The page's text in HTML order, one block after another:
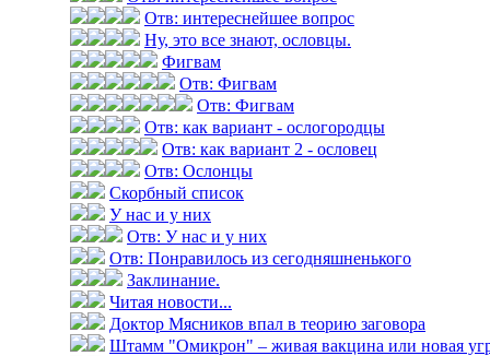
Отв: интереснейшее вопрос
Ну, это все знают, ословцы.
Фигвам
Отв: Фигвам
Отв: Фигвам
Отв: как вариант - ослогородцы
Отв: как вариант 2 - ословец
Отв: Ослонцы
Скорбный список
У нас и у них
Отв: У нас и у них
Отв: Понравилось из сегодняшненького
Заклинание.
Читая новости...
Доктор Мясников впал в теорию заговора
Штамм "Омикрон" – живая вакцина или новая